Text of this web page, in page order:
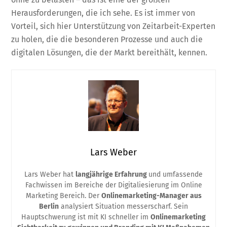
Herausforderungen, die ich sehe. Es ist immer von
Vorteil, sich hier Unterstützung von Zeitarbeit-Experten
zu holen, die die besonderen Prozesse und auch die
digitalen Lösungen, die der Markt bereithält, kennen.
Lars Weber
Lars Weber hat langjährige Erfahrung und umfassende
Fachwissen im Bereiche der Digitaliesierung im Online
Marketing Bereich. DerOnlinemarketing-Manager aus
Berlin analysiert Situation messerscharf. Sein
Hauptschwerung ist mit KI schneller im Onlinemarketing